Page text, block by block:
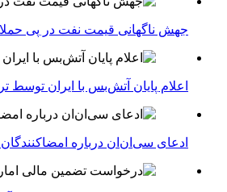
جهش ناگهانی قیمت نفت در پی
اعلام پایان آتش‌بس با ایران توسط
ادعای سی‌ان‌ان درباره امضاکنندگان